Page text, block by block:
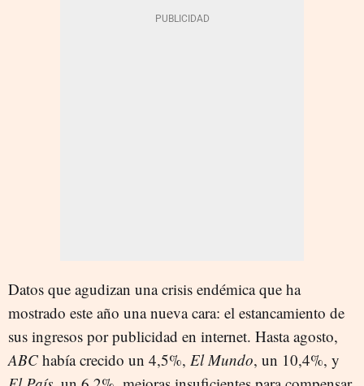
Datos que agudizan una crisis endémica que ha
mostrado este año una nueva cara: el estancamiento de
sus ingresos por publicidad en internet. Hasta agosto,
ABC había crecido un 4,5%, El Mundo, un 10,4%, y